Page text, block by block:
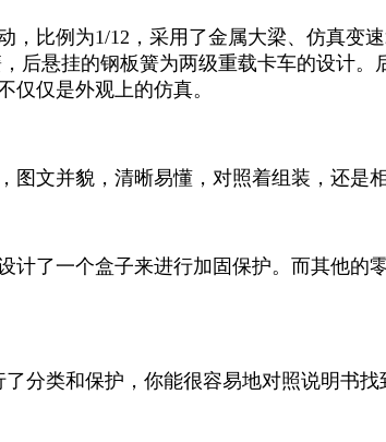
比例为1/12，采用了金属大梁、仿真变
悬挂的钢板簧为两级重载卡车的设计。
仅是外观上的仿真。
文并貌，清晰易懂，对照着组装，还是相
了一个盒子来进行加固保护。而其他的
分类和保护，你能很容易地对照说明书找